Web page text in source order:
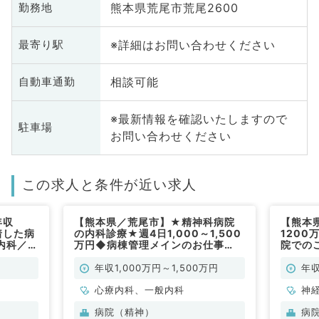
勤務地 熊本県荒尾市荒尾2600
最寄り駅 ※詳細はお問い合わせください
自動車通勤 相談可能
駐車場
※最新情報を確認いたしますので
お問い合わせください
この求人と条件が近い求人
収
た病
科／常
【熊本県／荒尾市】★精神科病院
の内科診療★週4日1,000～1,500
万円◆病棟管理メインのお仕事
年収1,000万円～1,500万円
心療内科、一般内科
病院（精神）
【熊
1200
院での
年
神
科
病